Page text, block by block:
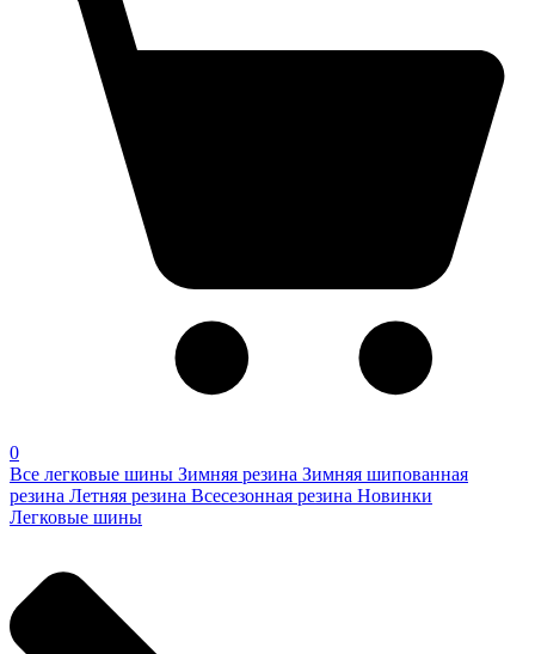
0
Все легковые шины Зимняя резина Зимняя шипованная
резина Летняя резина Всесезонная резина Новинки
Легковые шины